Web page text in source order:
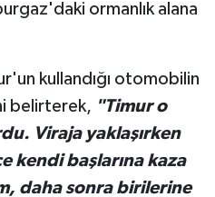
ormanlık alana
kullandığı otomobilin
belirterek, "Timur o
Viraja yaklaşırken
kendi başlarına kaza
daha sonra birilerine